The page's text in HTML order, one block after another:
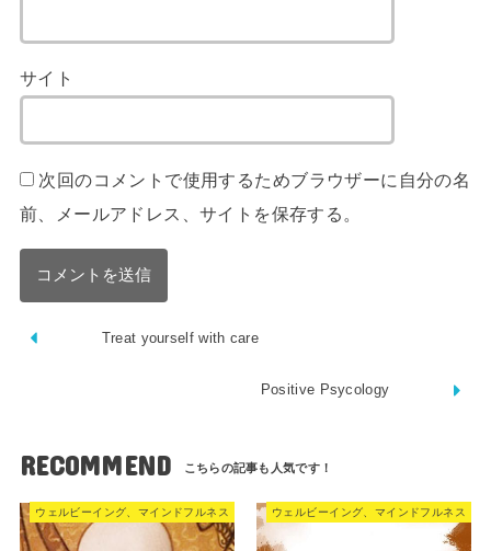
サイト
次回のコメントで使用するためブラウザーに自分の名
前、メールアドレス、サイトを保存する。
Treat yourself with care
Positive Psycology
RECOMMEND
ウェルビーイング、マインドフルネス ウェルビーイング、マインドフルネス